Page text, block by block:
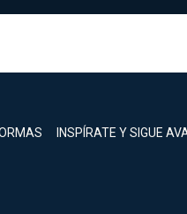
INSPÍRATE Y SIGUE